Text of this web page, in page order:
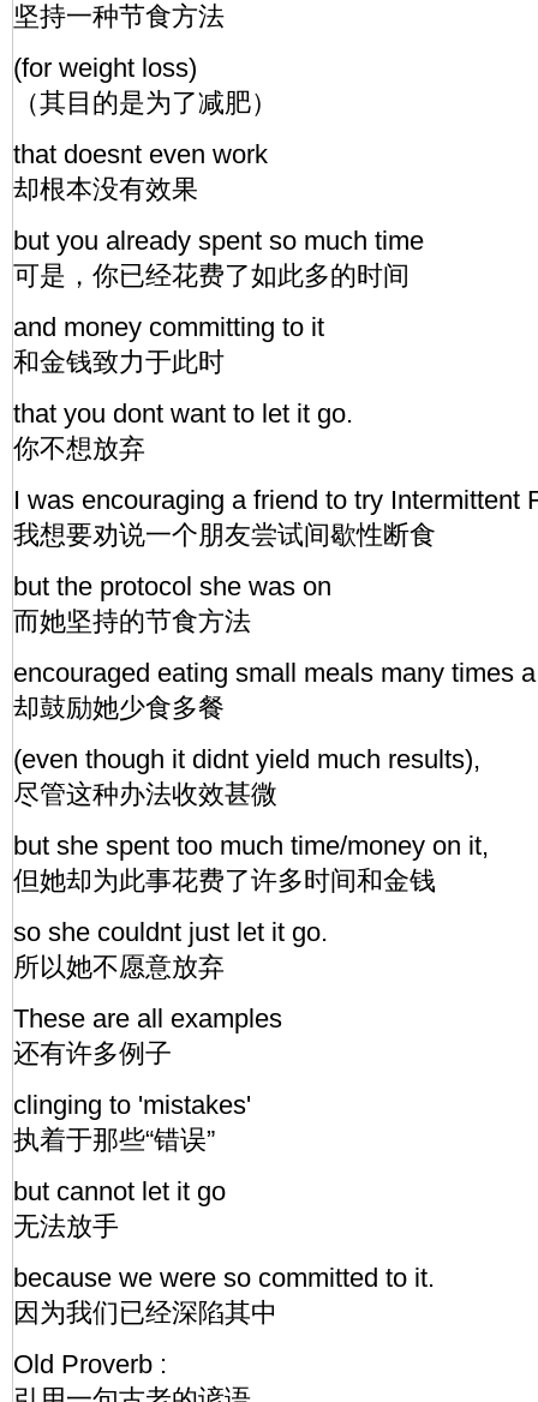
坚持一种节食方法
(for weight loss)
（其目的是为了减肥）
that doesnt even work
却根本没有效果
but you already spent so much time
可是，你已经花费了如此多的时间
and money committing to it
和金钱致力于此时
that you dont want to let it go.
你不想放弃
I was encouraging a friend to try Intermittent
我想要劝说一个朋友尝试间歇性断食
but the protocol she was on
而她坚持的节食方法
encouraged eating small meals many times
却鼓励她少食多餐
(even though it didnt yield much results),
尽管这种办法收效甚微
but she spent too much time/money on it,
但她却为此事花费了许多时间和金钱
so she couldnt just let it go.
所以她不愿意放弃
These are all examples
还有许多例子
clinging to 'mistakes'
执着于那些“错误”
but cannot let it go
无法放手
because we were so committed to it.
因为我们已经深陷其中
Old Proverb :